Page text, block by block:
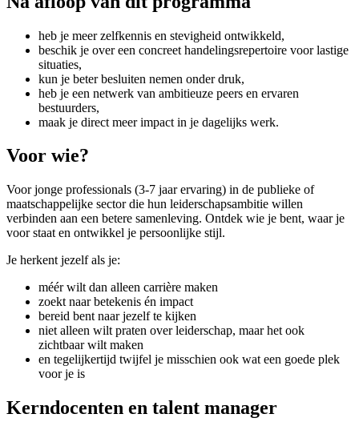
heb je meer zelfkennis en stevigheid ontwikkeld,
beschik je over een concreet handelingsrepertoire voor lastige
situaties,
kun je beter besluiten nemen onder druk,
heb je een netwerk van ambitieuze peers en ervaren
bestuurders,
maak je direct meer impact in je dagelijks werk.
Voor wie?
Voor jonge professionals (3-7 jaar ervaring) in de publieke of
maatschappelijke sector die hun leiderschapsambitie willen
verbinden aan een betere samenleving. Ontdek wie je bent, waar je
voor staat en ontwikkel je persoonlijke stijl.
Je herkent jezelf als je:
méér wilt dan alleen carrière maken
zoekt naar betekenis én impact
bereid bent naar jezelf te kijken
niet alleen wilt praten over leiderschap, maar het ook
zichtbaar wilt maken
en tegelijkertijd twijfel je misschien ook wat een goede plek
voor je is
Kerndocenten en talent manager